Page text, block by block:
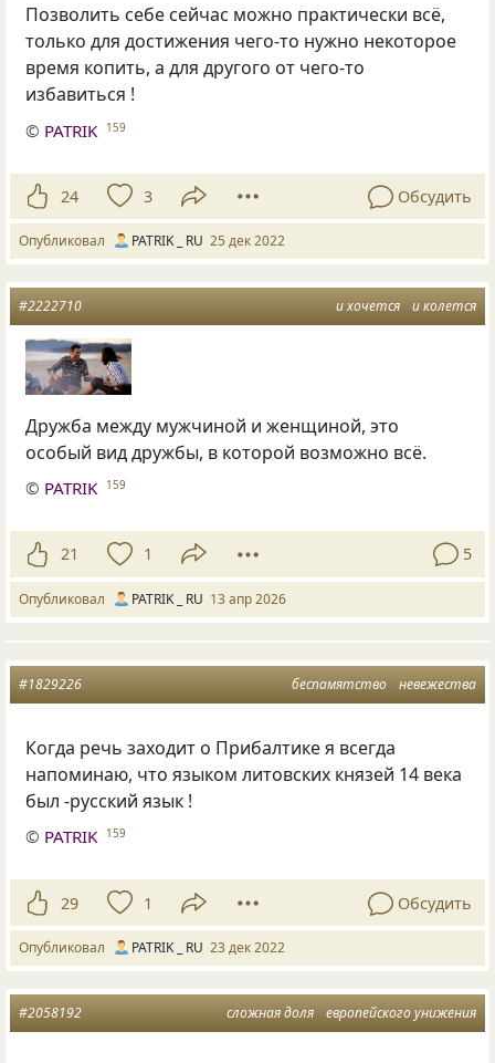
Позволить себе сейчас можно практически всё,
только для достижения чего-то нужно некоторое
время копить, а для другого от чего-то
избавиться !
© PATRIK 159
24 3 Обсудить
Опубликовал PATRIK _ RU 25 дек 2022
и хочется и колется
#2222710
Дружба между мужчиной и женщиной, это
особый вид дружбы, в которой возможно всё.
© PATRIK 159
21 1 5
Опубликовал PATRIK _ RU 13 апр 2026
беспамятство невежества
#1829226
Когда речь заходит о Прибалтике я всегда
напоминаю, что языком литовских князей 14 века
был -русский язык !
© PATRIK 159
29 1 Обсудить
Опубликовал PATRIK _ RU 23 дек 2022
сложная доля европейского унижения
#2058192